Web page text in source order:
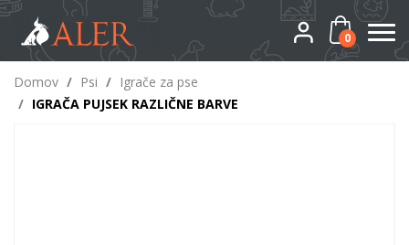
0
Domov / Psi / Igrače za pse
/ IGRAČA PUJSEK RAZLIČNE BARVE